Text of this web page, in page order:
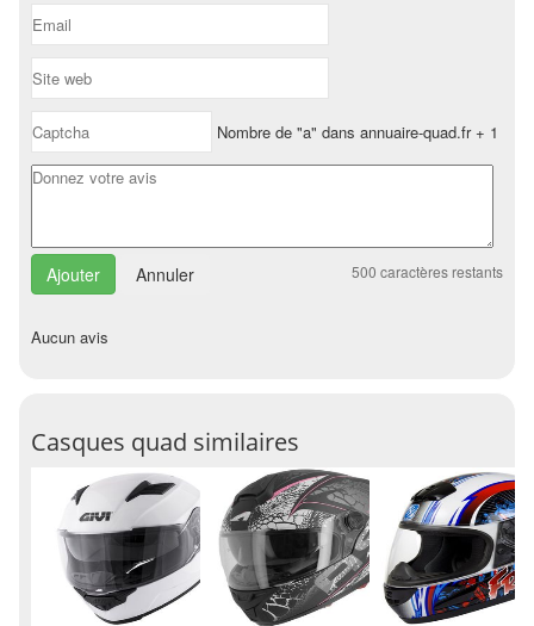
Nombre de "a" dans annuaire-quad.fr + 1
Annuler 500 caractères restants
Aucun avis
Casques quad similaires